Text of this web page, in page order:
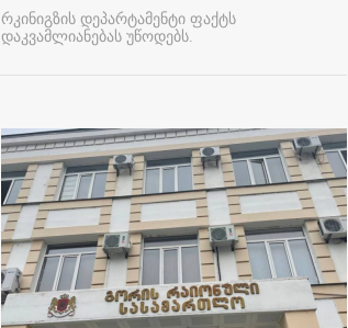
რკინიგზის დეპარტამენტი ფაქტს
დაკვამლიანებას უწოდებს.